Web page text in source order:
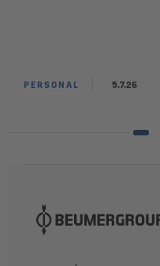
PERSONAL 5.7.26